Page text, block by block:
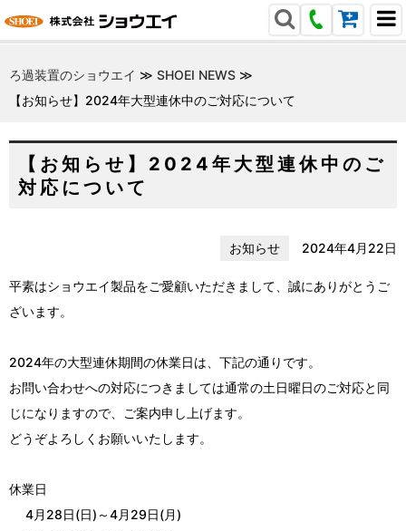
ろ過装置のショウエイ ≫ SHOEI NEWS ≫
【お知らせ】2024年大型連休中のご対応について
【お知らせ】2024年大型連休中のご
対応について
お知らせ 2024年4月22日
平素はショウエイ製品をご愛顧いただきまして、誠にありがとうご
ざいます。
2024年の大型連休期間の休業日は、下記の通りです。
お問い合わせへの対応につきましては通常の土日曜日のご対応と同
じになりますので、ご案内申し上げます。
どうぞよろしくお願いいたします。
休業日
4月28日(日)～4月29日(月)